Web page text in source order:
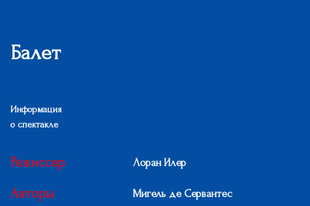
Балет
Информация
о спектакле
Режиссер Лоран Илер
Авторы Мигель де Сервантес